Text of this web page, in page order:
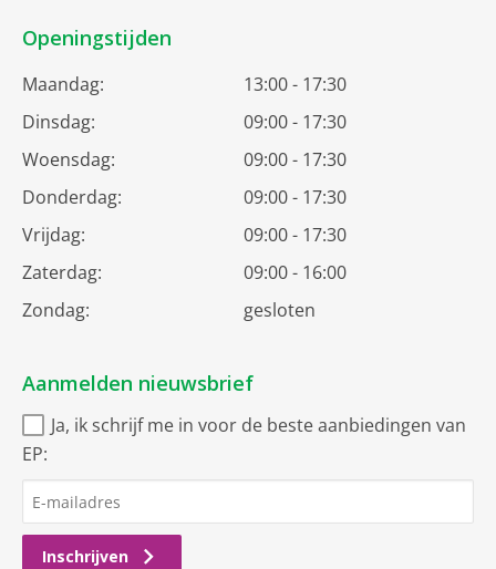
Openingstijden
Maandag:
13:00 - 17:30
Dinsdag:
09:00 - 17:30
Woensdag:
09:00 - 17:30
Donderdag:
09:00 - 17:30
Vrijdag:
09:00 - 17:30
Zaterdag:
09:00 - 16:00
Zondag:
gesloten
Aanmelden nieuwsbrief
Ja, ik schrijf me in voor de beste aanbiedingen van
EP:
Inschrijven